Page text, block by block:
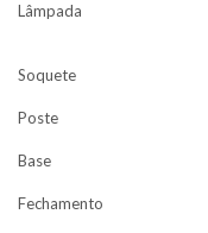
Lâmpada
Soquete
Poste
Base
Fechamento